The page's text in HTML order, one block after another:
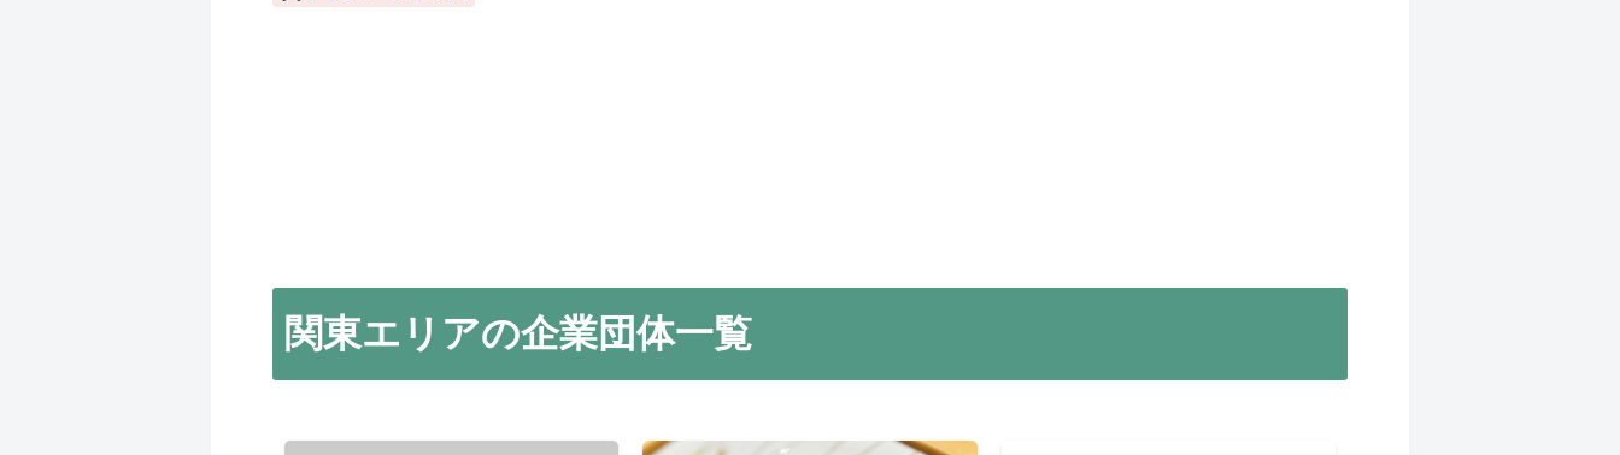
関東エリアの企業団体一覧